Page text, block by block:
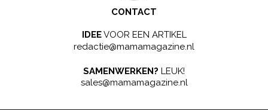
CONTACT
IDEEVOOR EEN ARTIKEL
redactie@mamamagazine.nl
SAMENWERKEN? LEUK!
sales@mamamagazine.nl